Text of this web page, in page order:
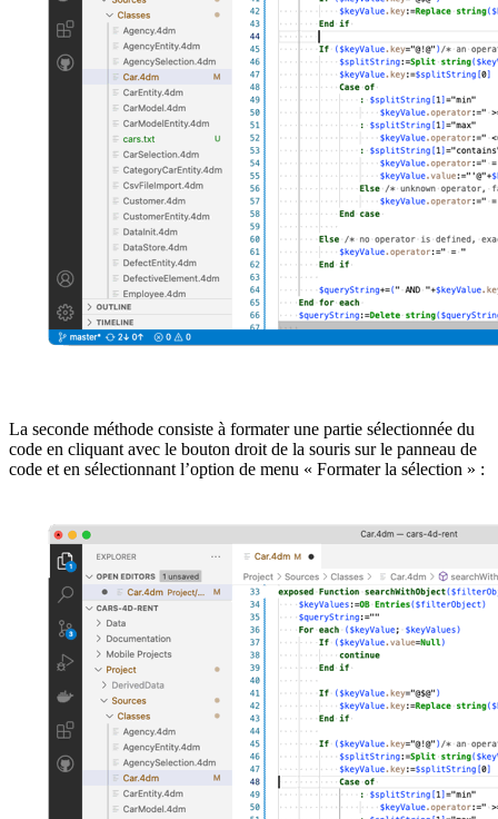
La seconde méthode consiste à formater une partie sélectionnée du
code en cliquant avec le bouton droit de la souris sur le panneau de
code et en sélectionnant l’option de menu « Formater la sélection » :